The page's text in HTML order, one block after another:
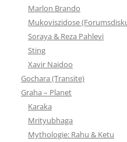
Marlon Brando
Mukoviszidose
Soraya & Reza Pahlevi
Sting
Xavir Naidoo
Gochara (Transite)
Graha – Planet
Karaka
Mrityubhaga
Mythologie: Rahu & Ketu